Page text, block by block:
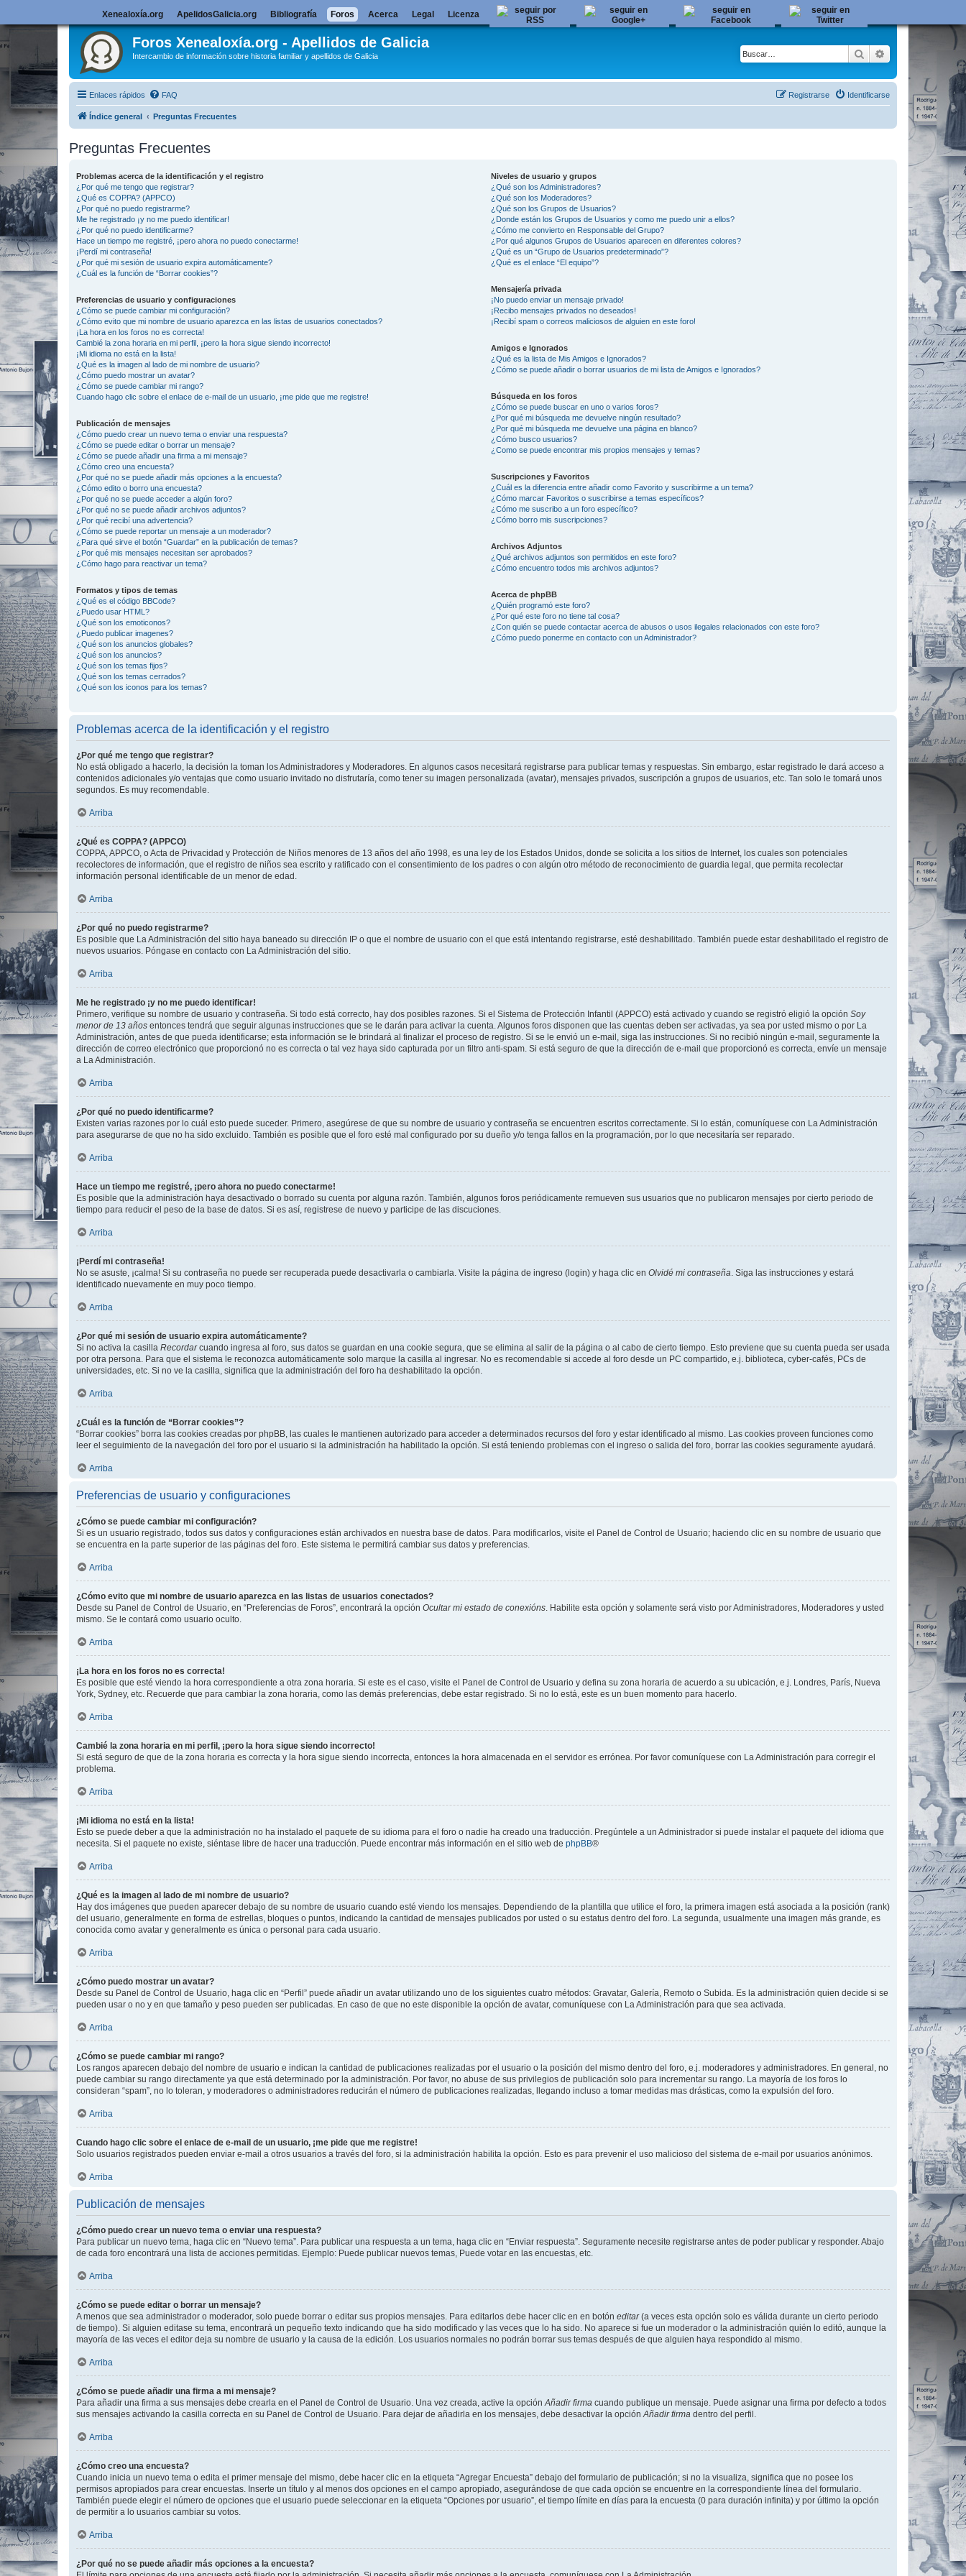
Foros Xenealoxía.org - Apellidos de Galicia
Intercambio de información sobre historia familiar y apellidos de Galicia Buscar Búsqueda
Enlaces rápidos FAQ Identificarse
Registrarse
Índice general Preguntas Frecuentes
Preguntas Frecuentes
Problemas acerca de la identificación y el registro
¿Por qué me tengo que registrar?
¿Qué es COPPA? (APPCO)
¿Por qué no puedo registrarme?
Me he registrado ¡y no me puedo identificar!
¿Por qué no puedo identificarme?
Hace un tiempo me registré, ¡pero ahora no puedo conectarme!
¡Perdí mi contraseña!
¿Por qué mi sesión de usuario expira automáticamente?
¿Cuál es la función de “Borrar cookies”?
Preferencias de usuario y configuraciones
¿Cómo se puede cambiar mi configuración?
¿Cómo evito que mi nombre de usuario aparezca en las listas de usuarios conectados?
¡La hora en los foros no es correcta!
Cambié la zona horaria en mi perfil, ¡pero la hora sigue siendo incorrecto!
¡Mi idioma no está en la lista!
¿Qué es la imagen al lado de mi nombre de usuario?
¿Cómo puedo mostrar un avatar?
¿Cómo se puede cambiar mi rango?
Cuando hago clic sobre el enlace de e-mail de un usuario, ¡me pide que me registre!
Publicación de mensajes
¿Cómo puedo crear un nuevo tema o enviar una respuesta?
¿Cómo se puede editar o borrar un mensaje?
¿Cómo se puede añadir una firma a mi mensaje?
¿Cómo creo una encuesta?
¿Por qué no se puede añadir más opciones a la encuesta?
¿Cómo edito o borro una encuesta?
¿Por qué no se puede acceder a algún foro?
¿Por qué no se puede añadir archivos adjuntos?
¿Por qué recibí una advertencia?
¿Cómo se puede reportar un mensaje a un moderador?
¿Para qué sirve el botón “Guardar” en la publicación de temas?
¿Por qué mis mensajes necesitan ser aprobados?
¿Cómo hago para reactivar un tema?
Formatos y tipos de temas
¿Qué es el código BBCode?
¿Puedo usar HTML?
¿Qué son los emoticonos?
¿Puedo publicar imagenes?
¿Qué son los anuncios globales?
¿Qué son los anuncios?
¿Qué son los temas fijos?
¿Qué son los temas cerrados?
¿Qué son los iconos para los temas?
Niveles de usuario y grupos
¿Qué son los Administradores?
¿Qué son los Moderadores?
¿Qué son los Grupos de Usuarios?
¿Donde están los Grupos de Usuarios y como me puedo unir a ellos?
¿Cómo me convierto en Responsable del Grupo?
¿Por qué algunos Grupos de Usuarios aparecen en diferentes colores?
¿Qué es un “Grupo de Usuarios predeterminado”?
¿Qué es el enlace “El equipo”?
Mensajería privada
¡No puedo enviar un mensaje privado!
¡Recibo mensajes privados no deseados!
¡Recibí spam o correos maliciosos de alguien en este foro!
Amigos e Ignorados
¿Qué es la lista de Mis Amigos e Ignorados?
¿Cómo se puede añadir o borrar usuarios de mi lista de Amigos e Ignorados?
Búsqueda en los foros
¿Cómo se puede buscar en uno o varios foros?
¿Por qué mi búsqueda me devuelve ningún resultado?
¿Por qué mi búsqueda me devuelve una página en blanco?
¿Cómo busco usuarios?
¿Como se puede encontrar mis propios mensajes y temas?
Suscripciones y Favoritos
¿Cuál es la diferencia entre añadir como Favorito y suscribirme a un tema?
¿Cómo marcar Favoritos o suscribirse a temas específicos?
¿Cómo me suscribo a un foro específico?
¿Cómo borro mis suscripciones?
Archivos Adjuntos
¿Qué archivos adjuntos son permitidos en este foro?
¿Cómo encuentro todos mis archivos adjuntos?
Acerca de phpBB
¿Quién programó este foro?
¿Por qué este foro no tiene tal cosa?
¿Con quién se puede contactar acerca de abusos o usos ilegales relacionados con este foro?
¿Cómo puedo ponerme en contacto con un Administrador?
Problemas acerca de la identificación y el registro
¿Por qué me tengo que registrar?
No está obligado a hacerlo, la decisión la toman los Administradores y Moderadores. En algunos casos necesitará registrarse para publicar temas y respuestas. Sin embargo, estar registrado le dará acceso a
contenidos adicionales y/o ventajas que como usuario invitado no disfrutaría, como tener su imagen personalizada (avatar), mensajes privados, suscripción a grupos de usuarios, etc. Tan solo le tomará unos
segundos. Es muy recomendable.
Arriba
¿Qué es COPPA? (APPCO)
COPPA, APPCO, o Acta de Privacidad y Protección de Niños menores de 13 años del año 1998, es una ley de los Estados Unidos, donde se solicita a los sitios de Internet, los cuales son potenciales
recolectores de información, que el registro de niños sea escrito y ratificado con el consentimiento de los padres o con algún otro método de reconocimiento de guardia legal, que permita recolectar
información personal identificable de un menor de edad.
Arriba
¿Por qué no puedo registrarme?
Es posible que La Administración del sitio haya baneado su dirección IP o que el nombre de usuario con el que está intentando registrarse, esté deshabilitado. También puede estar deshabilitado el registro de
nuevos usuarios. Póngase en contacto con La Administración del sitio.
Arriba
Me he registrado ¡y no me puedo identificar!
Primero, verifique su nombre de usuario y contraseña. Si todo está correcto, hay dos posibles razones. Si el Sistema de Protección Infantil (APPCO) está activado y cuando se registró eligió la opción Soy
menor de 13 años entonces tendrá que seguir algunas instrucciones que se le darán para activar la cuenta. Algunos foros disponen que las cuentas deben ser activadas, ya sea por usted mismo o por La
Administración, antes de que pueda identificarse; esta información se le brindará al finalizar el proceso de registro. Si se le envió un e-mail, siga las instrucciones. Si no recibió ningún e-mail, seguramente la
dirección de correo electrónico que proporcionó no es correcta o tal vez haya sido capturada por un filtro anti-spam. Si está seguro de que la dirección de e-mail que proporcionó es correcta, envíe un mensaje
a La Administración.
Arriba
¿Por qué no puedo identificarme?
Existen varias razones por lo cuál esto puede suceder. Primero, asegúrese de que su nombre de usuario y contraseña se encuentren escritos correctamente. Si lo están, comuníquese con La Administración
para asegurarse de que no ha sido excluido. También es posible que el foro esté mal configurado por su dueño y/o tenga fallos en la programación, por lo que necesitaría ser reparado.
Arriba
Hace un tiempo me registré, ¡pero ahora no puedo conectarme!
Es posible que la administración haya desactivado o borrado su cuenta por alguna razón. También, algunos foros periódicamente remueven sus usuarios que no publicaron mensajes por cierto periodo de
tiempo para reducir el peso de la base de datos. Si es así, registrese de nuevo y participe de las discuciones.
Arriba
¡Perdí mi contraseña!
No se asuste, ¡calma! Si su contraseña no puede ser recuperada puede desactivarla o cambiarla. Visite la página de ingreso (login) y haga clic en Olvidé mi contraseña. Siga las instrucciones y estará
identificado nuevamente en muy poco tiempo.
Arriba
¿Por qué mi sesión de usuario expira automáticamente?
Si no activa la casilla Recordarcuando ingresa al foro, sus datos se guardan en una cookie segura, que se elimina al salir de la página o al cabo de cierto tiempo. Esto previene que su cuenta pueda ser usada
por otra persona. Para que el sistema le reconozca automáticamente solo marque la casilla al ingresar. No es recomendable si accede al foro desde un PC compartido, e.j. biblioteca, cyber-cafés, PCs de
universidades, etc. Si no ve la casilla, significa que la administración del foro ha deshabilitado la opción.
Arriba
¿Cuál es la función de “Borrar cookies”?
“Borrar cookies” borra las cookies creadas por phpBB, las cuales le mantienen autorizado para acceder a determinados recursos del foro y estar identificado al mismo. Las cookies proveen funciones como
leer el seguimiento de la navegación del foro por el usuario si la administración ha habilitado la opción. Si está teniendo problemas con el ingreso o salida del foro, borrar las cookies seguramente ayudará.
Arriba
Preferencias de usuario y configuraciones
¿Cómo se puede cambiar mi configuración?
Si es un usuario registrado, todos sus datos y configuraciones están archivados en nuestra base de datos. Para modificarlos, visite el Panel de Control de Usuario; haciendo clic en su nombre de usuario que
se encuentra en la parte superior de las páginas del foro. Este sistema le permitirá cambiar sus datos y preferencias.
Arriba
¿Cómo evito que mi nombre de usuario aparezca en las listas de usuarios conectados?
Desde su Panel de Control de Usuario, en “Preferencias de Foros”, encontrará la opción Ocultar mi estado de conexións. Habilite esta opción y solamente será visto por Administradores, Moderadores y usted
mismo. Se le contará como usuario oculto.
Arriba
¡La hora en los foros no es correcta!
Es posible que esté viendo la hora correspondiente a otra zona horaria. Si este es el caso, visite el Panel de Control de Usuario y defina su zona horaria de acuerdo a su ubicación, e.j. Londres, París, Nueva
York, Sydney, etc. Recuerde que para cambiar la zona horaria, como las demás preferencias, debe estar registrado. Si no lo está, este es un buen momento para hacerlo.
Arriba
Cambié la zona horaria en mi perfil, ¡pero la hora sigue siendo incorrecto!
Si está seguro de que de la zona horaria es correcta y la hora sigue siendo incorrecta, entonces la hora almacenada en el servidor es errónea. Por favor comuníquese con La Administración para corregir el
problema.
Arriba
¡Mi idioma no está en la lista!
Esto se puede deber a que la administración no ha instalado el paquete de su idioma para el foro o nadie ha creado una traducción. Pregúntele a un Administrador si puede instalar el paquete del idioma que
necesita. Si el paquete no existe, siéntase libre de hacer una traducción. Puede encontrar más información en el sitio web de phpBB®
Arriba
¿Qué es la imagen al lado de mi nombre de usuario?
Hay dos imágenes que pueden aparecer debajo de su nombre de usuario cuando esté viendo los mensajes. Dependiendo de la plantilla que utilice el foro, la primera imagen está asociada a la posición (rank)
del usuario, generalmente en forma de estrellas, bloques o puntos, indicando la cantidad de mensajes publicados por usted o su estatus dentro del foro. La segunda, usualmente una imagen más grande, es
conocida como avatar y generalmente es única o personal para cada usuario.
Arriba
¿Cómo puedo mostrar un avatar?
Desde su Panel de Control de Usuario, haga clic en “Perfil” puede añadir un avatar utilizando uno de los siguientes cuatro métodos: Gravatar, Galería, Remoto o Subida. Es la administración quien decide si se
pueden usar o no y en que tamaño y peso pueden ser publicadas. En caso de que no este disponible la opción de avatar, comuníquese con La Administración para que sea activada.
Arriba
¿Cómo se puede cambiar mi rango?
Los rangos aparecen debajo del nombre de usuario e indican la cantidad de publicaciones realizadas por el usuario o la posición del mismo dentro del foro, e.j. moderadores y administradores. En general, no
puede cambiar su rango directamente ya que está determinado por la administración. Por favor, no abuse de sus privilegios de publicación solo para incrementar su rango. La mayoría de los foros lo
consideran “spam”, no lo toleran, y moderadores o administradores reducirán el número de publicaciones realizadas, llegando incluso a tomar medidas mas drásticas, como la expulsión del foro.
Arriba
Cuando hago clic sobre el enlace de e-mail de un usuario, ¡me pide que me registre!
Solo usuarios registrados pueden enviar e-mail a otros usuarios a través del foro, si la administración habilita la opción. Esto es para prevenir el uso malicioso del sistema de e-mail por usuarios anónimos.
Arriba
Publicación de mensajes
¿Cómo puedo crear un nuevo tema o enviar una respuesta?
Para publicar un nuevo tema, haga clic en “Nuevo tema”. Para publicar una respuesta a un tema, haga clic en “Enviar respuesta”. Seguramente necesite registrarse antes de poder publicar y responder. Abajo
de cada foro encontrará una lista de acciones permitidas. Ejemplo: Puede publicar nuevos temas, Puede votar en las encuestas, etc.
Arriba
¿Cómo se puede editar o borrar un mensaje?
A menos que sea administrador o moderador, solo puede borrar o editar sus propios mensajes. Para editarlos debe hacer clic en en botón editar(a veces esta opción solo es válida durante un cierto periodo
de tiempo). Si alguien editase su tema, encontrará un pequeño texto indicando que ha sido modificado y las veces que lo ha sido. No aparece si fue un moderador o la administración quién lo editó, aunque la
mayoría de las veces el editor deja su nombre de usuario y la causa de la edición. Los usuarios normales no podrán borrar sus temas después de que alguien haya respondido al mismo.
Arriba
¿Cómo se puede añadir una firma a mi mensaje?
Para añadir una firma a sus mensajes debe crearla en el Panel de Control de Usuario. Una vez creada, active la opciónAñadir firma cuando publique un mensaje. Puede asignar una firma por defecto a todos
sus mensajes activando la casilla correcta en su Panel de Control de Usuario. Para dejar de añadirla en los mensajes, debe desactivar la opciónAñadir firma dentro del perfil.
Arriba
¿Cómo creo una encuesta?
Cuando inicia un nuevo tema o edita el primer mensaje del mismo, debe hacer clic en la etiqueta “Agregar Encuesta” debajo del formulario de publicación; si no la visualiza, significa que no posee los
permisos apropiados para crear encuestas. Inserte un título y al menos dos opciones en el campo apropiado, asegurándose de que cada opción se encuentre en la correspondiente línea del formulario.
También puede elegir el número de opciones que el usuario puede seleccionar en la etiqueta “Opciones por usuario”, el tiempo límite en días para la encuesta (0 para duración infinita) y por último la opción
de permitir a lo usuarios cambiar su votos.
Arriba
¿Por qué no se puede añadir más opciones a la encuesta?
Xenealoxía.org ApelidosGalicia.org Bibliografía Foros Acerca Legal Licenza